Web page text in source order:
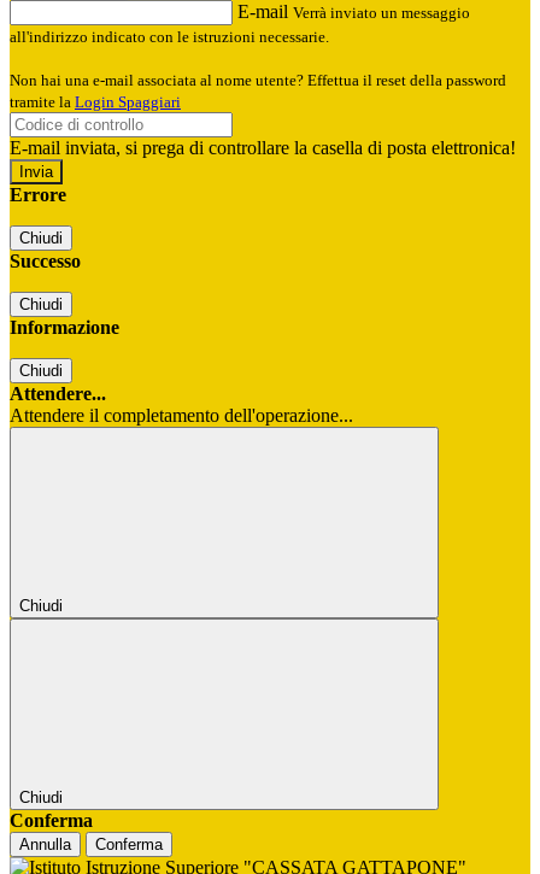
E-mail Verrà inviato un messaggio
all'indirizzo indicato con le istruzioni necessarie.
Non hai una e-mail associata al nome utente? Effettua il reset della password
tramite la Login Spaggiari
E-mail inviata, si prega di controllare la casella di posta elettronica!
Errore
Chiudi
Successo
Chiudi
Informazione
Chiudi
Attendere...
Attendere il completamento dell'operazione...
Chiudi
Chiudi
Conferma
Annulla Conferma